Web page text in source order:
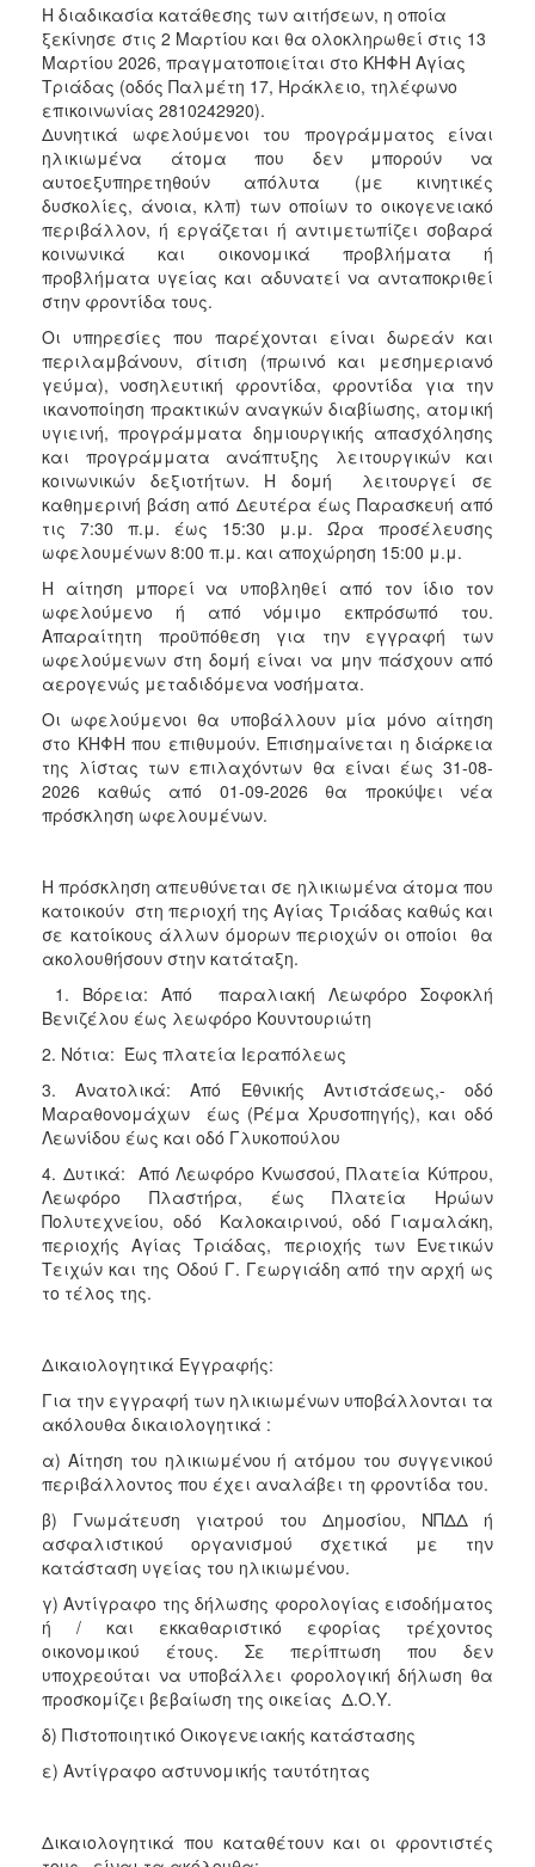
Η διαδικασία κατάθεσης των αιτήσεων, η οποία
ξεκίνησε στις 2 Μαρτίου και θα ολοκληρωθεί στις 13
Μαρτίου 2026, πραγματοποιείται στο ΚΗΦΗ Αγίας
Τριάδας (οδός Παλμέτη 17, Ηράκλειο, τηλέφωνο
επικοινωνίας 2810242920).
Δυνητικά ωφελούμενοι του προγράμματος είναι
ηλικιωμένα άτομα που δεν μπορούν να
αυτοεξυπηρετηθούν απόλυτα (με κινητικές
δυσκολίες, άνοια, κλπ) των οποίων το οικογενειακό
περιβάλλον, ή εργάζεται ή αντιμετωπίζει σοβαρά
κοινωνικά και οικονομικά προβλήματα ή
προβλήματα υγείας και αδυνατεί να ανταποκριθεί
στην φροντίδα τους.
Οι υπηρεσίες που παρέχονται είναι δωρεάν και
περιλαμβάνουν, σίτιση (πρωινό και μεσημεριανό
γεύμα), νοσηλευτική φροντίδα, φροντίδα για την
ικανοποίηση πρακτικών αναγκών διαβίωσης, ατομική
υγιεινή, προγράμματα δημιουργικής απασχόλησης
και προγράμματα ανάπτυξης λειτουργικών και
κοινωνικών δεξιοτήτων. Η δομή λειτουργεί σε
καθημερινή βάση από Δευτέρα έως Παρασκευή από
τις 7:30 π.μ. έως 15:30 μ.μ. Ώρα προσέλευσης
ωφελουμένων 8:00 π.μ. και αποχώρηση 15:00 μ.μ.
Η αίτηση μπορεί να υποβληθεί από τον ίδιο τον
ωφελούμενο ή από νόμιμο εκπρόσωπό του.
Απαραίτητη προϋπόθεση για την εγγραφή των
ωφελούμενων στη δομή είναι να μην πάσχουν από
αερογενώς μεταδιδόμενα νοσήματα.
Οι ωφελούμενοι θα υποβάλλουν μία μόνο αίτηση
στο ΚΗΦΗ που επιθυμούν. Επισημαίνεται η διάρκεια
της λίστας των επιλαχόντων θα είναι έως 31-08-
2026 καθώς από 01-09-2026 θα προκύψει νέα
πρόσκληση ωφελουμένων.
Η πρόσκληση απευθύνεται σε ηλικιωμένα άτομα που
κατοικούν στη περιοχή της Αγίας Τριάδας καθώς και
σε κατοίκους άλλων όμορων περιοχών οι οποίοι θα
ακολουθήσουν στην κατάταξη.
1. Βόρεια: Από παραλιακή Λεωφόρο Σοφοκλή
Βενιζέλου έως λεωφόρο Κουντουριώτη
2. Νότια: Έως πλατεία Ιεραπόλεως
3. Ανατολικά: Από Εθνικής Αντιστάσεως,- οδό
Μαραθονομάχων έως (Ρέμα Χρυσοπηγής), και οδό
Λεωνίδου έως και οδό Γλυκοπούλου
4. Δυτικά: Από Λεωφόρο Κνωσσού, Πλατεία Κύπρου,
Λεωφόρο Πλαστήρα, έως Πλατεία Ηρώων
Πολυτεχνείου, οδό Καλοκαιρινού, οδό Γιαμαλάκη,
περιοχής Αγίας Τριάδας, περιοχής των Ενετικών
Τειχών και της Οδού Γ. Γεωργιάδη από την αρχή ως
το τέλος της.
Δικαιολογητικά Εγγραφής:
Για την εγγραφή των ηλικιωμένων υποβάλλονται τα
ακόλουθα δικαιολογητικά :
α) Αίτηση του ηλικιωμένου ή ατόμου του συγγενικού
περιβάλλοντος που έχει αναλάβει τη φροντίδα του.
β) Γνωμάτευση γιατρού του Δημοσίου, ΝΠΔΔ ή
ασφαλιστικού οργανισμού σχετικά με την
κατάσταση υγείας του ηλικιωμένου.
γ) Αντίγραφο της δήλωσης φορολογίας εισοδήματος
ή / και εκκαθαριστικό εφορίας τρέχοντος
οικονομικού έτους. Σε περίπτωση που δεν
υποχρεούται να υποβάλλει φορολογική δήλωση θα
προσκομίζει βεβαίωση της οικείας Δ.Ο.Υ.
δ) Πιστοποιητικό Οικογενειακής κατάστασης
ε) Αντίγραφο αστυνομικής ταυτότητας
Δικαιολογητικά που καταθέτουν και οι φροντιστές